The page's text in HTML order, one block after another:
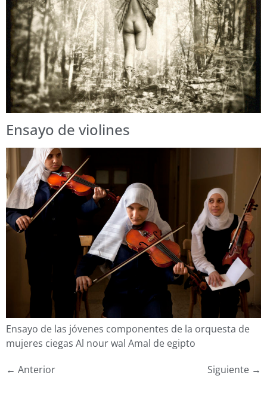
Ensayo de violines
Ensayo de las jóvenes componentes de la orquesta de
mujeres ciegas Al nour wal Amal de egipto
← Anterior Siguiente →